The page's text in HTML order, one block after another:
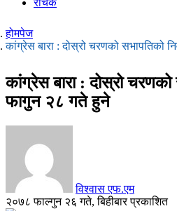
रोचक
होमपेज
कांग्रेस बारा : दोस्रो चरणको सभापतिको
कांग्रेस बारा : दोस्रो चरणको
फागुन २८ गते हुने
विश्वास एफ.एम
२०७८ फाल्गुन २६ गते, बिहीबार प्रकाशित